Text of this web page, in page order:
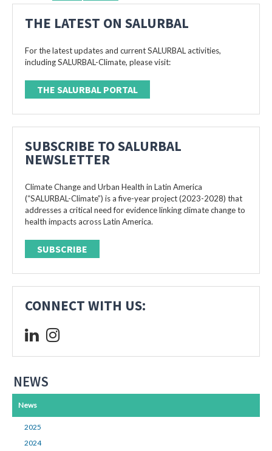
THE LATEST ON SALURBAL
For the latest updates and current SALURBAL activities,
including SALURBAL-Climate, please visit:
THE SALURBAL PORTAL
SUBSCRIBE TO SALURBAL
NEWSLETTER
Climate Change and Urban Health in Latin America
(“SALURBAL-Climate”) is a five-year project (2023-2028) that
addresses a critical need for evidence linking climate change to
health impacts across Latin America.
SUBSCRIBE
CONNECT WITH US:
NEWS
News
2025
2024